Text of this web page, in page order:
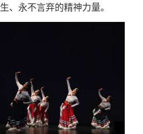
、永不言弃的精神力量。